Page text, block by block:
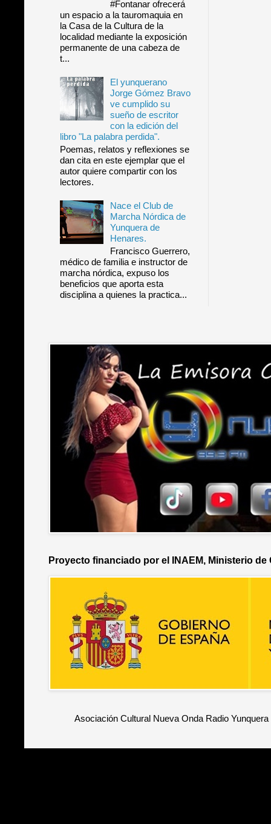
#Fontanar ofrecerá
un espacio a la tauromaquia en
la Casa de la Cultura de la
localidad mediante la exposición
permanente de una cabeza de
t...
El yunquerano
Jorge Gómez Bravo
ve cumplido su
sueño de escritor
con la edición del
libro "La palabra perdida".
Poemas, relatos y reflexiones se
dan cita en este ejemplar que el
autor quiere compartir con los
lectores.
Nace el Club de
Marcha Nórdica de
Yunquera de
Henares.
Francisco Guerrero,
médico de familia e instructor de
marcha nórdica, expuso los
beneficios que aporta esta
disciplina a quienes la practica...
Proyecto financiado por el INAEM, Ministerio de
Asociación Cultural Nueva Onda Radio